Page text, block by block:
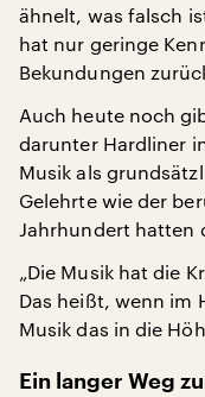
ähnelt, was falsch
hat nur geringe
Bekundungen
Auch heute noch
darunter Hardliner
Musik als
Gelehrte wie der
Jahrhundert hatten
„Die Musik hat die
Das heißt, wenn im
Musik das in die
Ein langer Weg